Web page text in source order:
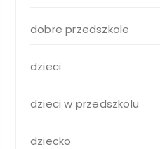
dobre przedszkole
dzieci
dzieci w przedszkolu
dziecko